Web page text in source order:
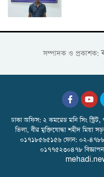
সম্পাদক ও প্রকাশক:
ঢাকা অফিস: ২ কমরেড মনি সিং
ভিলা, বীর মুক্তিযোদ্ধা শহীদ মিয়া
০১৭১৮৫৬৫১৫৬ ফোন: ০২-
০১৭৭৫২৩০৪৭৮